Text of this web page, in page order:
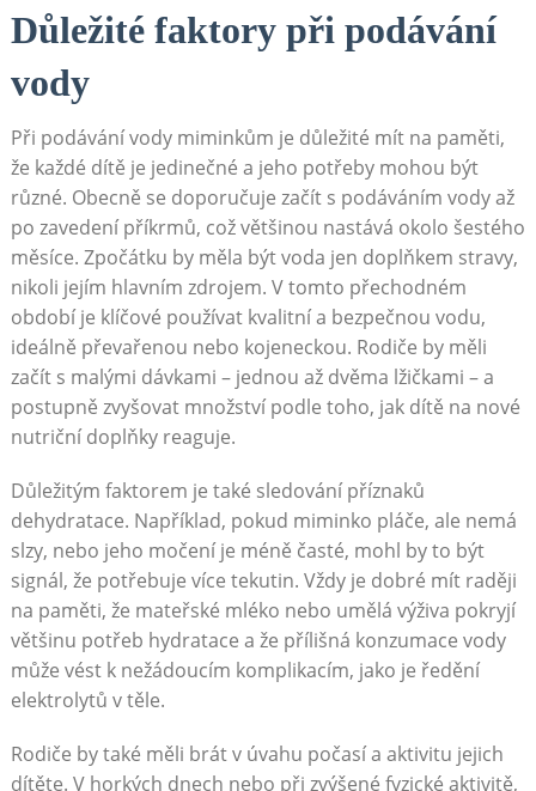
Důležité faktory při podávání
vody
Při podávání vody miminkům je důležité mít na paměti,
že každé dítě je jedinečné a jeho potřeby mohou být
různé. Obecně se doporučuje začít s podáváním vody až
po zavedení příkrmů, což většinou nastává okolo šestého
měsíce. Zpočátku by měla být voda jen doplňkem stravy,
nikoli jejím hlavním zdrojem. V tomto přechodném
období je klíčové používat kvalitní a bezpečnou vodu,
ideálně převařenou nebo kojeneckou. Rodiče by měli
začít s malými dávkami – jednou až dvěma lžičkami – a
postupně zvyšovat množství podle toho, jak dítě na nové
nutriční doplňky reaguje.
Důležitým faktorem je také sledování příznaků
dehydratace. Například, pokud miminko pláče, ale nemá
slzy, nebo jeho močení je méně časté, mohl by to být
signál, že potřebuje více tekutin. Vždy je dobré mít raději
na paměti, že mateřské mléko nebo umělá výživa pokryjí
většinu potřeb hydratace a že přílišná konzumace vody
může vést k nežádoucím komplikacím, jako je ředění
elektrolytů v těle.
Rodiče by také měli brát v úvahu počasí a aktivitu jejich
dítěte. V horkých dnech nebo při zvýšené fyzické aktivitě,